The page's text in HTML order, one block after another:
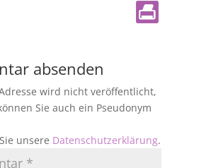
absenden
wird nicht veröffentlicht,
Sie auch ein Pseudonym
unsere Datenschutzerklärung.